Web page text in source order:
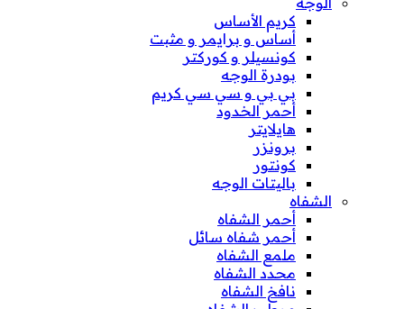
كريم الأساس
أساس و برايمر و مثبت
كونسيلر و كوركتر
بودرة الوجه
بي بي و سي سي كريم
أحمر الخدود
هايلايتر
برونزر
كونتور
باليتات الوجه
الشفاه
أحمر الشفاه
أحمر شفاه سائل
ملمع الشفاه
محدد الشفاه
نافخ الشفاه